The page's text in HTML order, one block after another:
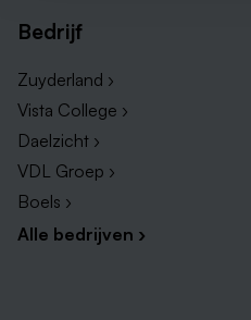
Bedrijf
Zuyderland ›
Vista College ›
Daelzicht ›
VDL Groep ›
Boels ›
Alle bedrijven ›